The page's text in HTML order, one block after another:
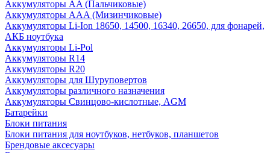
Аккумуляторы AA (Пальчиковые)
Аккумуляторы AAA (Мизинчиковые)
Аккумуляторы Li-Ion 18650, 14500, 16340, 26650, для фонарей,
АКБ ноутбука
Аккумуляторы Li-Pol
Аккумуляторы R14
Аккумуляторы R20
Аккумуляторы для Шуруповертов
Аккумуляторы различного назначения
Аккумуляторы Свинцово-кислотные, AGM
Батарейки
Блоки питания
Блоки питания для ноутбуков, нетбуков, планшетов
Брендовые аксесуары